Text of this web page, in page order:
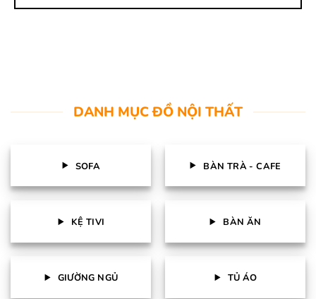
DANH MỤC ĐỒ NỘI THẤT
SOFA BÀN TRÀ - CAFE
KỆ TIVI BÀN ĂN
GIƯỜNG NGỦ TỦ ÁO